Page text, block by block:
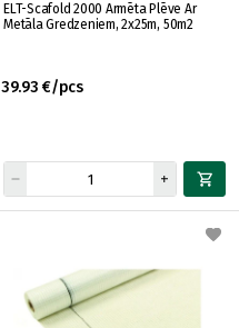
ELT-Scafold 2000 Armēta Plēve Ar
Metāla Gredzeniem, 2x25m, 50m2
39.93 €/pcs